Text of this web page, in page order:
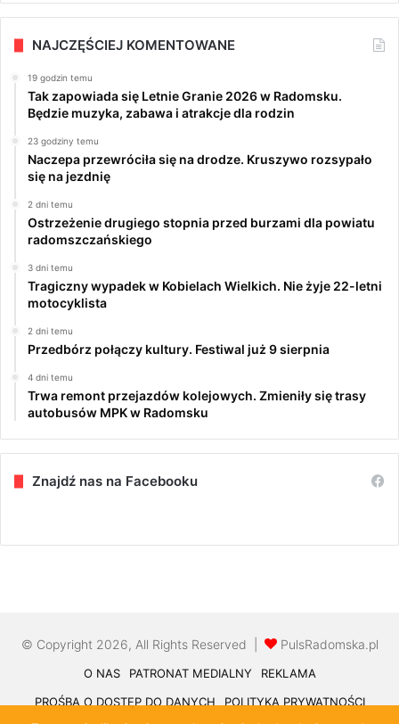
NAJCZĘŚCIEJ KOMENTOWANE
19 godzin temu
Tak zapowiada się Letnie Granie 2026 w Radomsku.
Będzie muzyka, zabawa i atrakcje dla rodzin
23 godziny temu
Naczepa przewróciła się na drodze. Kruszywo rozsypało
się na jezdnię
2 dni temu
Ostrzeżenie drugiego stopnia przed burzami dla powiatu
radomszczańskiego
3 dni temu
Tragiczny wypadek w Kobielach Wielkich. Nie żyje 22-letni
motocyklista
2 dni temu
Przedbórz połączy kultury. Festiwal już 9 sierpnia
4 dni temu
Trwa remont przejazdów kolejowych. Zmieniły się trasy
autobusów MPK w Radomsku
Znajdź nas na Facebooku
© Copyright 2026, All Rights Reserved | PulsRadomska.pl
O NAS PATRONAT MEDIALNY
REKLAMA
PROŚBA O DOSTĘP DO DANYCH
POLITYKA PRYWATNOŚCI